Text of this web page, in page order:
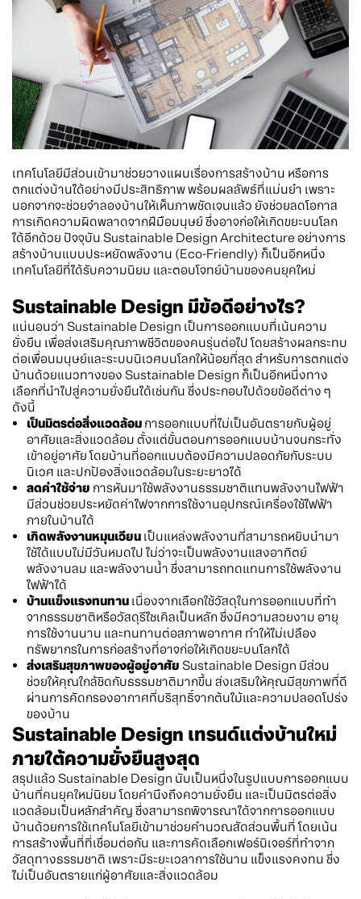
เทคโนโลยีมีส่วนเข้ามาช่วยวางแผนเรื่องการสร้างบ้าน หรือการ
ตกแต่งบ้านได้อย่างมีประสิทธิภาพ พร้อมผลลัพธ์ที่แม่นยำ เพราะ
นอกจากจะช่วยจำลองบ้านให้เห็นภาพชัดเจนแล้ว ยังช่วยลดโอกาส
การเกิดความผิดพลาดจากฝีมือมนุษย์ ซึ่งอาจก่อให้เกิดขยะบนโลก
ได้อีกด้วย ปัจจุบัน Sustainable Design Architecture อย่างการ
สร้างบ้านแบบประหยัดพลังงาน (Eco-Friendly) ก็เป็นอีกหนึ่ง
เทคโนโลยีที่ได้รับความนิยม และตอบโจทย์บ้านของคนยุคใหม่
Sustainable Design มีข้อดีอย่างไร?
แน่นอนว่า Sustainable Design เป็นการออกแบบที่เน้นความ
ยั่งยืน เพื่อส่งเสริมคุณภาพชีวิตของคนรุ่นต่อไป โดยสร้างผลกระทบ
ต่อเพื่อนมนุษย์และระบบนิเวศบนโลกให้น้อยที่สุด สำหรับการตกแต่ง
บ้านด้วยแนวทางของ Sustainable Design ก็เป็นอีกหนึ่งทาง
เลือกที่นำไปสู่ความยั่งยืนได้เช่นกัน ซึ่งประกอบไปด้วยข้อดีต่าง ๆ
ดังนี้
เป็นมิตรต่อสิ่งแวดล้อม การออกแบบที่ไม่เป็นอันตรายกับผู้อยู่
อาศัยและสิ่งแวดล้อม ตั้งแต่ขั้นตอนการออกแบบบ้านจนกระทั่ง
เข้าอยู่อาศัย โดยบ้านที่ออกแบบต้องมีความปลอดภัยกับระบบ
นิเวศ และปกป้องสิ่งแวดล้อมในระยะยาวได้
ลดค่าใช้จ่าย การหันมาใช้พลังงานธรรมชาติแทนพลังงานไฟฟ้า
มีส่วนช่วยประหยัดค่าไฟจากการใช้งานอุปกรณ์เครื่องใช้ไฟฟ้า
ภายในบ้านได้
เกิดพลังงานหมุนเวียน เป็นแหล่งพลังงานที่สามารถหยิบนำมา
ใช้ได้แบบไม่มีวันหมดไป ไม่ว่าจะเป็นพลังงานแสงอาทิตย์
พลังงานลม และพลังงานน้ำ ซึ่งสามารถทดแทนการใช้พลังงาน
ไฟฟ้าได้
บ้านแข็งแรงทนทาน เนื่องจากเลือกใช้วัสดุในการออกแบบที่ทำ
จากธรรมชาติหรือวัสดุรีไซเคิลเป็นหลัก ซึ่งมีความสวยงาม อายุ
การใช้งานนาน และทนทานต่อสภาพอากาศ ทำให้ไม่เปลือง
ทรัพยากรในการก่อสร้างที่อาจก่อให้เกิดขยะบนโลกได้
ส่งเสริมสุขภาพของผู้อยู่อาศัย Sustainable Design มีส่วน
ช่วยให้คุณใกล้ชิดกับธรรมชาติมากขึ้น ส่งเสริมให้คุณมีสุขภาพที่ดี
ผ่านการคัดกรองอากาศที่บริสุทธิ์จากต้นไม้และความปลอดโปร่ง
ของบ้าน
Sustainable Design เทรนด์แต่งบ้านใหม่
ภายใต้ความยั่งยืนสูงสุด
สรุปแล้ว Sustainable Design นับเป็นหนึ่งในรูปแบบการออกแบบ
บ้านที่คนยุคใหม่นิยม โดยคำนึงถึงความยั่งยืน และเป็นมิตรต่อสิ่ง
แวดล้อมเป็นหลักสำคัญ ซึ่งสามารถพิจารณาได้จากการออกแบบ
บ้านด้วยการใช้เทคโนโลยีเข้ามาช่วยคำนวณสัดส่วนพื้นที่ โดยเน้น
การสร้างพื้นที่ที่เชื่อมต่อกัน และการคัดเลือกเฟอร์นิเจอร์ที่ทำจาก
วัสดุทางธรรมชาติ เพราะมีระยะเวลาการใช้นาน แข็งแรงคงทน ซึ่ง
ไม่เป็นอันตรายแก่ผู้อาศัยและสิ่งแวดล้อม